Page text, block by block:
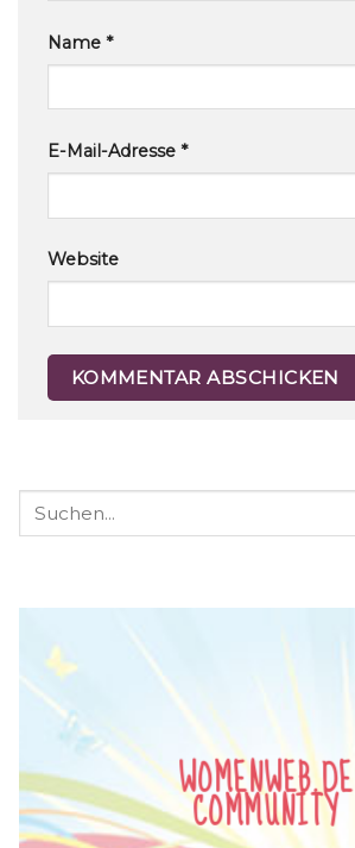
Name *
E-Mail-Adresse *
Website
WOMENWEB.DE
COMMUNITY